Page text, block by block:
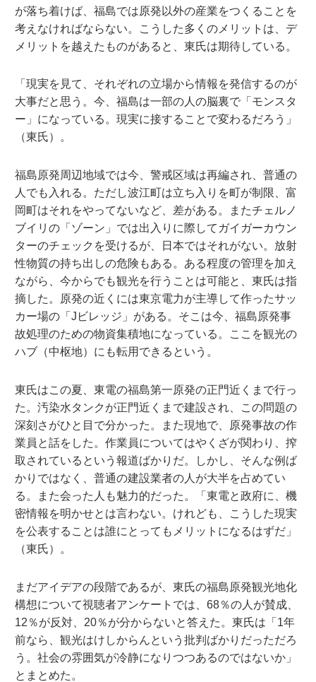
が落ち着けば、福島では原発以外の産業をつくることを
考えなければならない。こうした多くのメリットは、デ
メリットを越えたものがあると、東氏は期待している。
「現実を見て、それぞれの立場から情報を発信するのが
大事だと思う。今、福島は一部の人の脳裏で「モンスタ
ー」になっている。現実に接することで変わるだろう」
（東氏）。
福島原発周辺地域では今、警戒区域は再編され、普通の
人でも入れる。ただし波江町は立ち入りを町が制限、富
岡町はそれをやってないなど、差がある。またチェルノ
ブイリの「ゾーン」では出入りに際してガイガーカウン
ターのチェックを受けるが、日本ではそれがない。放射
性物質の持ち出しの危険もある。ある程度の管理を加え
ながら、今からでも観光を行うことは可能と、東氏は指
摘した。原発の近くには東京電力が主導して作ったサッ
カー場の「Jビレッジ」がある。そこは今、福島原発事
故処理のための物資集積地になっている。ここを観光の
ハブ（中枢地）にも転用できるという。
東氏はこの夏、東電の福島第一原発の正門近くまで行っ
た。汚染水タンクが正門近くまで建設され、この問題の
深刻さがひと目で分かった。また現地で、原発事故の作
業員と話をした。作業員についてはやくざが関わり、搾
取されているという報道ばかりだ。しかし、そんな例ば
かりではなく、普通の建設業者の人が大半を占めてい
る。また会った人も魅力的だった。「東電と政府に、機
密情報を明かせとは言わない。けれども、こうした現実
を公表することは誰にとってもメリットになるはずだ」
（東氏）。
まだアイデアの段階であるが、東氏の福島原発観光地化
構想について視聴者アンケートでは、68％の人が賛成、
12％が反対、20％が分からないと答えた。東氏は「1年
前なら、観光はけしからんという批判ばかりだっただろ
う。社会の雰囲気が冷静になりつつあるのではないか」
とまとめた。